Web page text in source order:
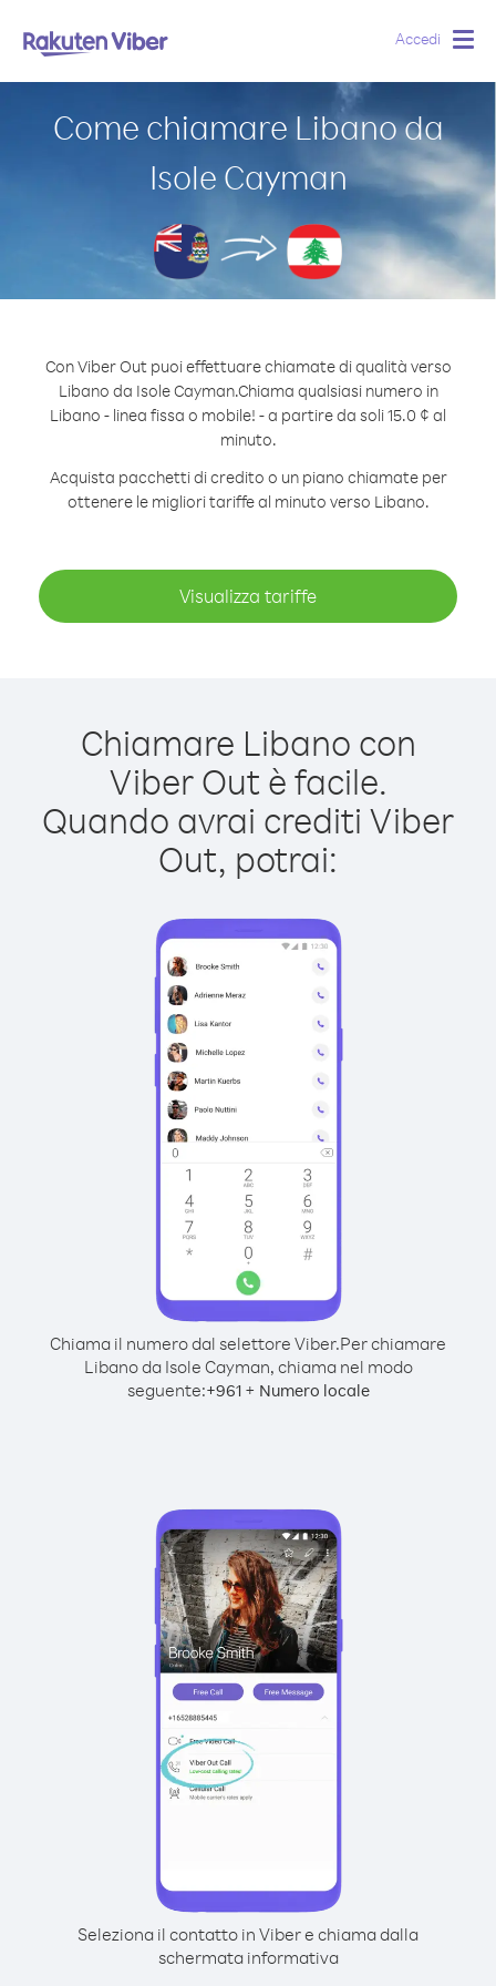
Accedi
Come chiamare Libano da
Isole Cayman
Con Viber Out puoi effettuare chiamate di qualità verso
Libano da Isole Cayman.Chiama qualsiasi numero in
Libano - linea fissa o mobile! - a partire da soli 15.0 ¢ al
minuto.
Acquista pacchetti di credito o un piano chiamate per
ottenere le migliori tariffe al minuto verso Libano.
Visualizza tariffe
Chiamare Libano con
Viber Out è facile.
Quando avrai crediti Viber
Out, potrai:
Chiama il numero dal selettore Viber.Per chiamare
Libano da Isole Cayman, chiama nel modo
seguente:+961+ Numero locale
Seleziona il contatto in Viber e chiama dalla
schermata informativa